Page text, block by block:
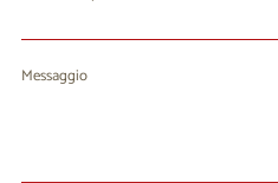
Messaggio